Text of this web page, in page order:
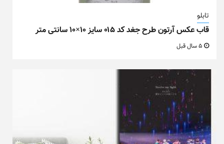
تابلو
قاب عکس آرتون طرح جغد کد ۰۱۵ سایز ۱۰×۱۰ سانتی متر